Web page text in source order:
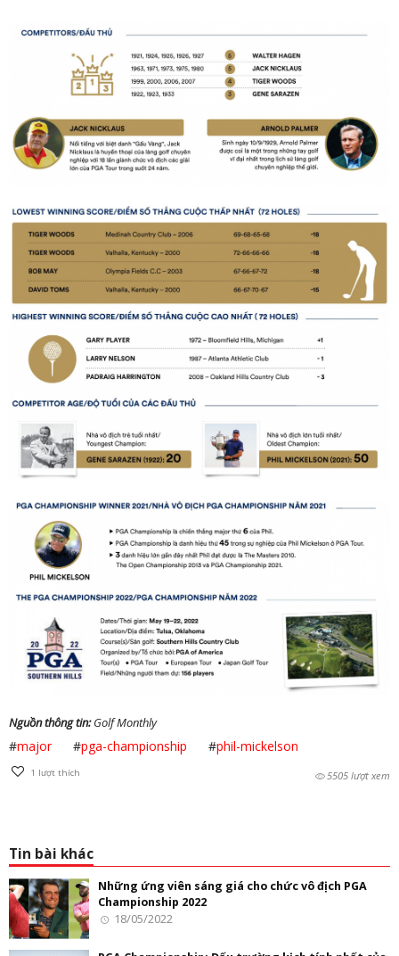
Nguồn thông tin:Golf Monthly
#major #pga-championship #phil-mickelson
1 lượt thích 5505 lượt xem
Tin bài khác
Những ứng viên sáng giá cho chức vô địch PGA
Championship 2022
18/05/2022